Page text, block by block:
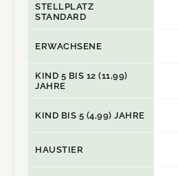
STELLPLATZ
STANDARD
ERWACHSENE
KIND 5 BIS 12 (11,99)
JAHRE
KIND BIS 5 (4,99) JAHRE
HAUSTIER